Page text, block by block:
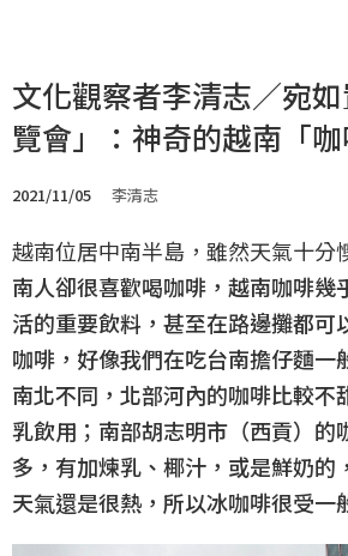
文化觀察者李清志／宛
覽會」：神奇的越南「咖
2021/11/05 李清志
越南位居中南半島，雖然天氣十分
南人卻很喜歡喝咖啡，越南咖啡幾
活的重要飲料，甚至在路邊攤都可
咖啡，好像我們在吃台南擔仔麵一
南北不同，北部河內的咖啡比較不
乳飲用；南部胡志明市（西貢）的
多，有加煉乳、椰汁，或是鮮奶的
天氣還是很熱，所以冰咖啡很受一